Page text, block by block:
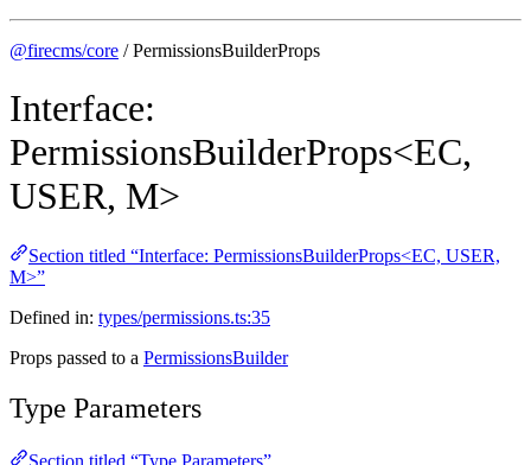
@firecms/core / PermissionsBuilderProps
Interface:
PermissionsBuilderProps<EC,
USER, M>
Section titled “Interface: PermissionsBuilderProps<EC, USER,
M>”
Defined in: types/permissions.ts:35
Props passed to a PermissionsBuilder
Type Parameters